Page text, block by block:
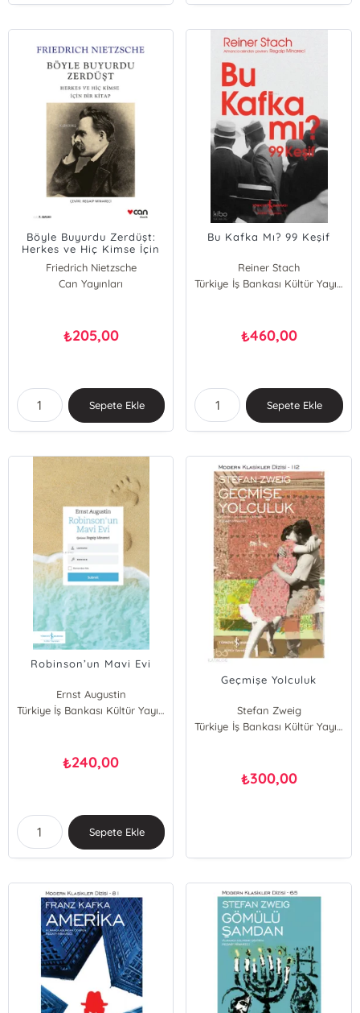
Böyle Buyurdu Zerdüşt:
Herkes ve Hiç Kimse İçin
Bir Kitap
Friedrich Nietzsche
Can Yayınları
₺205,00
Sepete Ekle
Bu Kafka Mı? 99 Keşif
Reiner Stach
Türkiye İş Bankası Kültür Yayınları
₺460,00
Sepete Ekle
Robinson’un Mavi Evi
Ernst Augustin
Türkiye İş Bankası Kültür Yayınları
₺240,00
Sepete Ekle
Geçmişe Yolculuk
Stefan Zweig
Türkiye İş Bankası Kültür Yayınları
₺300,00